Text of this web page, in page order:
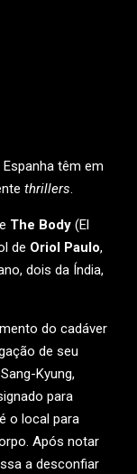
têm em
thrillers.
The Body (El
de Oriol Paulo,
dois da Índia,
do cadáver
de seu
Kyung,
para
o local para
Após notar
a desconfiar